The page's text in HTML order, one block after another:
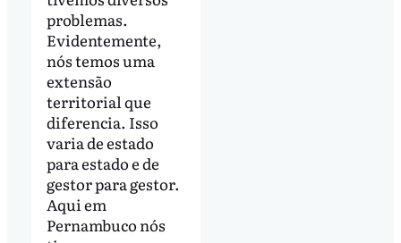
problemas.
Evidentemente,
nós temos uma
extensão
territorial que
diferencia. Isso
varia de estado
para estado e de
gestor para gestor.
Aqui em
Pernambuco nós